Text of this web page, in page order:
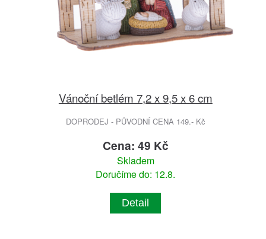
Vánoční betlém 7,2 x 9,5 x 6 cm
DOPRODEJ - PŮVODNÍ CENA 149.- Kč
Cena: 49 Kč
Skladem
Doručíme do: 12.8.
Detail